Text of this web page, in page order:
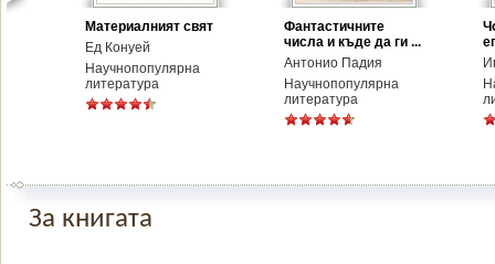
Материалният свят
Ед Конуей
Научнопопулярна
литература
Фантастичните
числа и къде да ги ...
Антонио Падия
Научнопопулярна
литература
За книгата